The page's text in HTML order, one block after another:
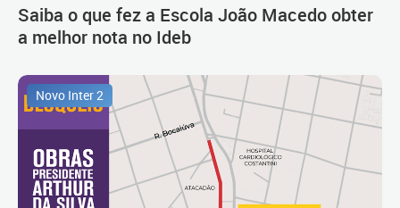
Saiba o que fez a Escola João Macedo obter
a melhor nota no Ideb
Novo Inter 2